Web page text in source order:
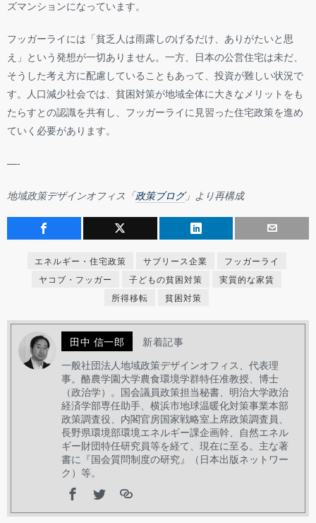
ズマンションになっています。
フッガーライには「貧乏人は雨露しのげるだけ、ありがたいと思
え」という発想が一切ありません。一方、日本の公営住宅は未だ、
そうした考え方に配慮していることもあって、投資が難しい状況で
す。人口減少社会では、貧困対策が地域全体に大きなメリットをも
たらすとの認識を共有し、フッガーライに見習った住宅政策を進め
ていく必要があります。
—-
地域政策デザインオフィス「政策ブログ」より再構成
エネルギー・住宅政策 サブリース企業
フッガーライ
ヤコブ・フッガー
子どもの貧困対策
実質的な家賃
所得移転
貧困対策
田中 信一郎
新着記事
一般社団法人地域政策デザインオフィス、代表理
事。酪農学園大学農食環境学群特任准教授、博士
（政治学）。国会議員政策担当秘書、明治大学政治
経済学部専任助手、横浜市地球温暖化対策事業本部
政策調査役、内閣官房国家戦略室上席政策調査員、
長野県環境部環境エネルギー課企画幹、自然エネル
ギー財団特任研究員等を経て、現在に至る。主な著
書に『国会質問制度の研究』（日本出版ネットワー
ク）等。